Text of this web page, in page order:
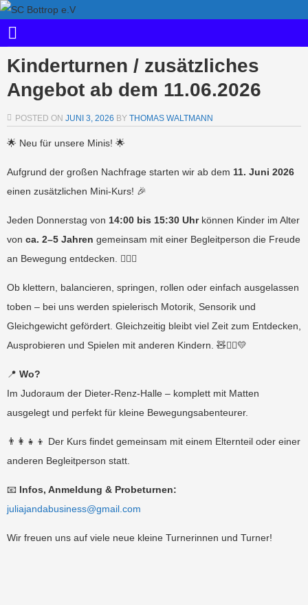
Kinderturnen / zusätzliches
Angebot ab dem 11.06.2026
POSTED ON JUNI 3, 2026 BY THOMAS WALTMANN
🌟 Neu für unsere Minis! 🌟
Aufgrund der großen Nachfrage starten wir ab dem 11. Juni 2026
einen zusätzlichen Mini-Kurs! 🎉
Jeden Donnerstag von 14:00 bis 15:30 Uhrkönnen Kinder im Alter
von ca. 2–5 Jahren gemeinsam mit einer Begleitperson die Freude
an Bewegung entdecken. 🤸‍♀️✨
Ob klettern, balancieren, springen, rollen oder einfach ausgelassen
toben – bei uns werden spielerisch Motorik, Sensorik und
Gleichgewicht gefördert. Gleichzeitig bleibt viel Zeit zum Entdecken,
Ausprobieren und Spielen mit anderen Kindern. 🧸🏃‍♂️💛
📍 Wo?
Im Judoraum der Dieter-Renz-Halle – komplett mit Matten
ausgelegt und perfekt für kleine Bewegungsabenteurer.
👨‍👩‍👧‍👦 Der Kurs findet gemeinsam mit einem Elternteil oder einer
anderen Begleitperson statt.
📧 Infos, Anmeldung & Probeturnen:
juliajandabusiness@gmail.com
Wir freuen uns auf viele neue kleine Turnerinnen und Turner!